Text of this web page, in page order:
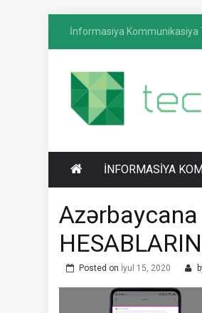
İnformasiya Kommunikasiya
T
İnformasiya-
üzrə media platforması
İNFORMASIYA
Posted on İyul 15, 2020